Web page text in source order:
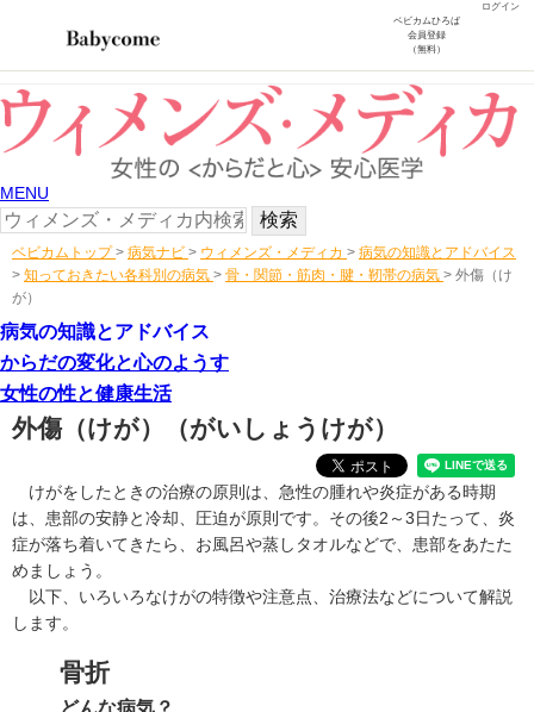
ログイン
ベビカムひろば
会員登録
（無料）
MENU
ベビカムトップ > 病気ナビ > ウィメンズ・メディカ > 病気の知識とアドバイス
> 知っておきたい各科別の病気 > 骨・関節・筋肉・腱・靭帯の病気 > 外傷（け
が）
病気の知識とアドバイス
からだの変化と心のようす
女性の性と健康生活
外傷（けが） （がいしょうけが）
けがをしたときの治療の原則は、急性の腫れや炎症がある時期
は、患部の安静と冷却、圧迫が原則です。その後2～3日たって、炎
症が落ち着いてきたら、お風呂や蒸しタオルなどで、患部をあたた
めましょう。
以下、いろいろなけがの特徴や注意点、治療法などについて解説
します。
骨折
どんな病気？